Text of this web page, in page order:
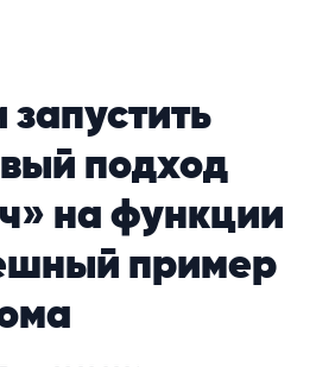
подход
на функции
пример